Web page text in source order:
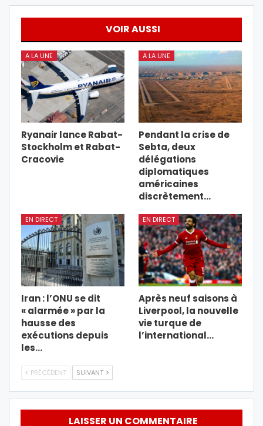
VOIR AUSSI
A LA UNE
Ryanair lance Rabat-
Stockholm et Rabat-
Cracovie
A LA UNE
Pendant la crise de
Sebta, deux
délégations
diplomatiques
américaines
discrètement…
EN DIRECT
Iran : l’ONU se dit
« alarmée » par la
hausse des
exécutions depuis
les…
EN DIRECT
Après neuf saisons à
Liverpool, la nouvelle
vie turque de
l’international…
PRÉCÉDENT SUIVANT
LAISSER UN COMMENTAIRE